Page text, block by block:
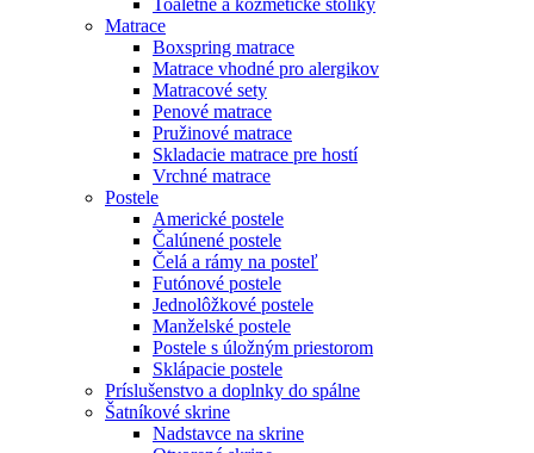
Matrace
Boxspring matrace
Matrace vhodné pro alergikov
Matracové sety
Penové matrace
Pružinové matrace
Skladacie matrace pre hostí
Vrchné matrace
Postele
Americké postele
Čalúnené postele
Čelá a rámy na posteľ
Futónové postele
Jednolôžkové postele
Manželské postele
Postele s úložným priestorom
Sklápacie postele
Príslušenstvo a doplnky do spálne
Šatníkové skrine
Nadstavce na skrine